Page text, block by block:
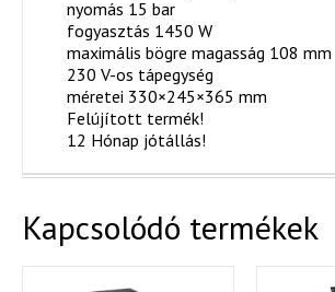
nyomás 15 bar
fogyasztás 1450 W
maximális bögre magasság 108 mm
230 V-os tápegység
méretei 330×245×365 mm
Felújított termék!
12 Hónap jótállás!
Kapcsolódó termékek